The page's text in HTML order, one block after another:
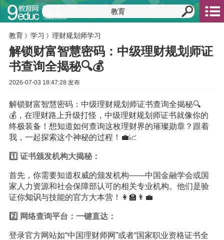
教育 》 学习 》 理财规划师学习
解锁财富智慧密码：中级理财规划师证
书查询全揭秘🔍💰
2026-07-03 18:47:28 发布
解锁财富智慧密码：中级理财规划师证书查询全揭秘🔍
💰，在理财路上升级打怪，中级理财规划师证书就像你的
终极装备！想知道如何查询这枚理财界的璀璨勋章？跟着
我，一起探索这个神秘的过程！💼📈
1️⃣ 证书颁发机构大揭秘：
首先，你需要知道权威的颁发机构——中国金融学会或国
家人力资源和社会保障部认可的相关专业机构。他们是验
证你知识与技能的官方大本营！👩‍🏫👨‍💼
2️⃣ 网络查询平台：一键直达：
登录官方网站如“中国理财师网”或者“国家职业资格证书全